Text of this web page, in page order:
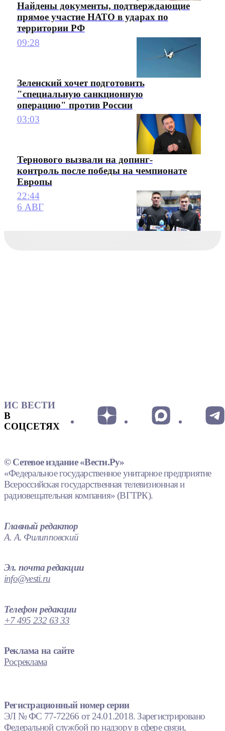
Найдены документы, подтверждающие
прямое участие НАТО в ударах по
территории РФ
09:28
Зеленский хочет подготовить
"специальную санкционную
операцию" против России
03:03
Тернового вызвали на допинг-
контроль после победы на чемпионате
Европы
22:44
6 АВГ
ИС ВЕСТИ
В
СОЦСЕТЯХ
© Сетевое издание «Вести.Ру»
«Федеральное государственное унитарное предприятие
Всероссийская государственная телевизионная и
радиовещательная компания» (ВГТРК).
Главный редактор
А. А. Филипповский
Эл. почта редакции
info@vesti.ru
Телефон редакции
+7 495 232 63 33
Реклама на сайте
Росреклама
Регистрационный номер серии
ЭЛ № ФС 77-72266 от 24.01.2018. Зарегистрировано
Федеральной службой по надзору в сфере связи,